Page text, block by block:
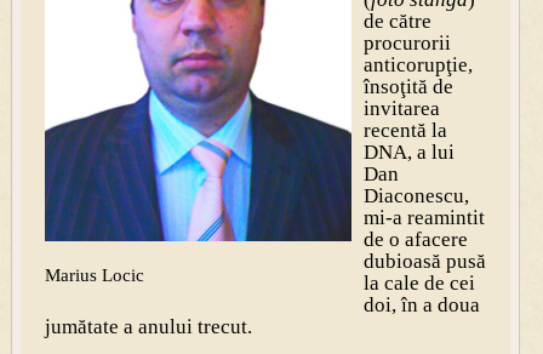
Marius Locic
de către
procurorii
anticorupţie,
însoţită de
invitarea
recentă la
DNA, a lui
Dan
Diaconescu,
mi-a reamintit
de o afacere
dubioasă pusă
la cale de cei
doi, în a doua
jumătate a anului trecut.